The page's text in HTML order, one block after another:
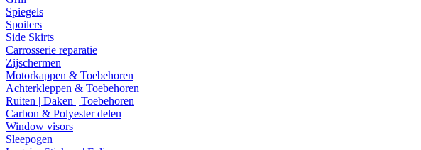
Spiegels
Spoilers
Side Skirts
Carrosserie reparatie
Zijschermen
Motorkappen & Toebehoren
Achterkleppen & Toebehoren
Ruiten | Daken | Toebehoren
Carbon & Polyester delen
Window visors
Sleepogen